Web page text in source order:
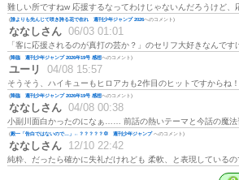
難しい所ですねw 応援するなってわけじゃないんだろうけど、
(誰よりも先んじて咲き誇る花で在れ 週刊少年ジャンプ 2026へのコメント)
ななしさん 06/03 01:01
「客に応援されるのが真打の芸か？」のセリフ大好きなんで
(降臨 週刊少年ジャンプ 2026年19号 感想へのコメント)
ユーリ 04/08 15:57
そうそう、ハイキューもヒロアカも2作目のヒットですからね
(降臨 週刊少年ジャンプ 2026年19号 感想へのコメント)
ななしさん 04/08 00:38
小副川面白かったのになぁ…… 前話の熱いテーマと今話の魔法
(殿一「告白ではないので…」←？？？？？💢 週刊少年ジャンプへのコメント)
ななしさん 12/10 22:42
純粋、だったら確かに失礼だけれども 柔軟、と表現している